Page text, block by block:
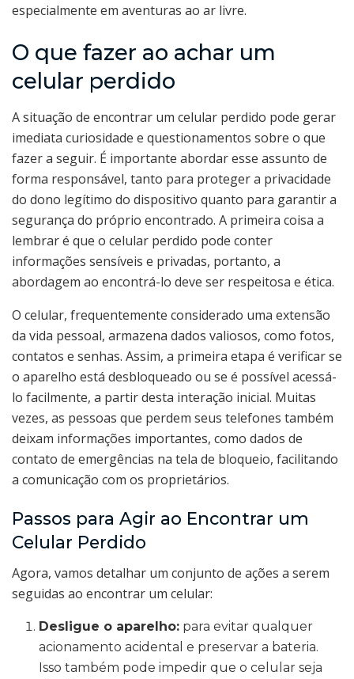
especialmente em aventuras ao ar livre.
O que fazer ao achar um
celular perdido
A situação de encontrar um celular perdido pode gerar
imediata curiosidade e questionamentos sobre o que
fazer a seguir. É importante abordar esse assunto de
forma responsável, tanto para proteger a privacidade
do dono legítimo do dispositivo quanto para garantir a
segurança do próprio encontrado. A primeira coisa a
lembrar é que o celular perdido pode conter
informações sensíveis e privadas, portanto, a
abordagem ao encontrá-lo deve ser respeitosa e ética.
O celular, frequentemente considerado uma extensão
da vida pessoal, armazena dados valiosos, como fotos,
contatos e senhas. Assim, a primeira etapa é verificar se
o aparelho está desbloqueado ou se é possível acessá-
lo facilmente, a partir desta interação inicial. Muitas
vezes, as pessoas que perdem seus telefones também
deixam informações importantes, como dados de
contato de emergências na tela de bloqueio, facilitando
a comunicação com os proprietários.
Passos para Agir ao Encontrar um
Celular Perdido
Agora, vamos detalhar um conjunto de ações a serem
seguidas ao encontrar um celular:
Desligue o aparelho: para evitar qualquer
acionamento acidental e preservar a bateria.
Isso também pode impedir que o celular seja